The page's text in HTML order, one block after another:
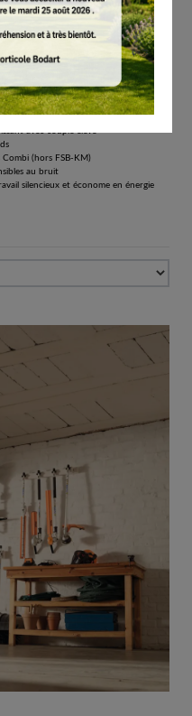
moteur CombiSystème avec
avec couple élevé
(hors FSB-KM)
au bruit
silencieux et économe en énergie